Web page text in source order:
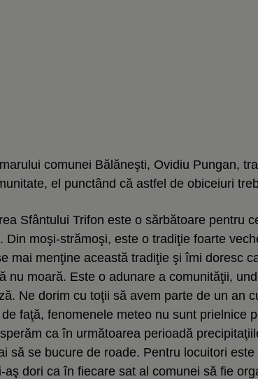
comunei Bălăneşti, Ovidiu Pungan,
el punctând că astfel de obiceiuri
Sfântului Trifon este o sărbătoare pentru
Din moşi-strămoşi, este o tradiţie foarte
mai menţine această tradiţie şi îmi doresc
nu moară. Este o adunare a comunităţii,
Ne dorim cu toţii să avem parte de un an
faţă, fenomenele meteo nu sunt prielnice
ca în următoarea perioadă
să se bucure de roade. Pentru locuitori
aş dori ca în fiecare sat al comunei să fie